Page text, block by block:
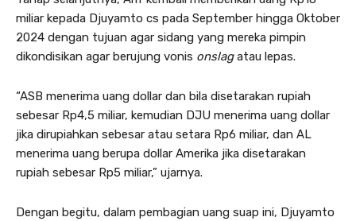
miliar kepada Djuyamto cs pada September hingga Oktober
2024 dengan tujuan agar sidang yang mereka pimpin
dikondisikan agar berujung vonis onslagatau lepas.
“ASB menerima uang dollar dan bila disetarakan rupiah
sebesar Rp4,5 miliar, kemudian DJU menerima uang dollar
jika dirupiahkan sebesar atau setara Rp6 miliar, dan AL
menerima uang berupa dollar Amerika jika disetarakan
rupiah sebesar Rp5 miliar,” ujarnya.
Dengan begitu, dalam pembagian uang suap ini, Djuyamto